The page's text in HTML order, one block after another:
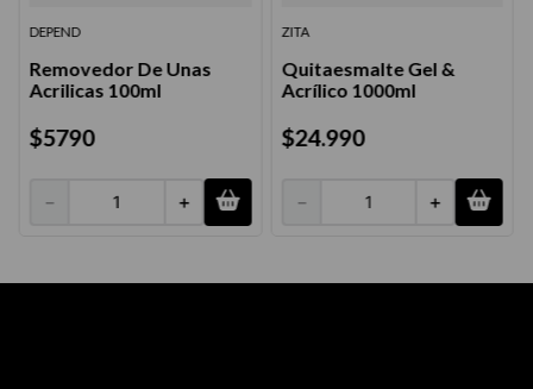
DEPEND
Removedor De Unas
Acrilicas 100ml
$5790
＋
－
ZITA
Quitaesmalte Gel &
Acrílico 1000ml
$24.990
＋
－